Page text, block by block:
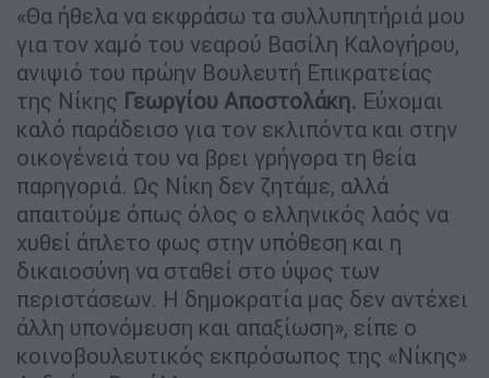
«Θα ήθελα να εκφράσω τα συλλυπητήριά μου
για τον χαμό του νεαρού Βασίλη Καλογήρου,
ανιψιό του πρώην Βουλευτή Επικρατείας
της Νίκης Γεωργίου Αποστολάκη. Εύχομαι
καλό παράδεισο για τον εκλιπόντα και στην
οικογένειά του να βρει γρήγορα τη θεία
παρηγοριά. Ως Νίκη δεν ζητάμε, αλλά
απαιτούμε όπως όλος ο ελληνικός λαός να
χυθεί άπλετο φως στην υπόθεση και η
δικαιοσύνη να σταθεί στο ύψος των
περιστάσεων. Η δημοκρατία μας δεν αντέχει
άλλη υπονόμευση και απαξίωση», είπε ο
κοινοβουλευτικός εκπρόσωπος της «Νίκης»